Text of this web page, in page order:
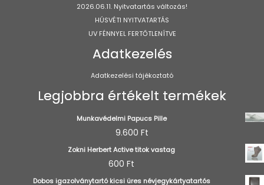
2026.06.11. Nyitvatartás változás!
HÚSVÉTI NYITVATARTÁS
UV FÉNNYEL FERTŐTLENÍTVE
Adatkezelés
Adatkezelési tájékoztató
Legjobbra értékelt termékek
Munkavédelmi Papucs Pille
9.600 Ft
Zokni Herbert Active titok vastag
600 Ft
Dobos igazolványtartó kicsi üres névjegykártyatartós